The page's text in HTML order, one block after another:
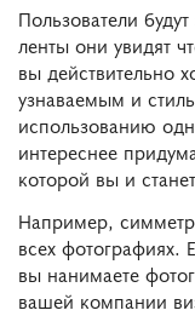
Пользователи
ленты они увидят
вы действительно
узнаваемым и
использованию
интереснее
которой вы и
Например,
всех фотографиях.
вы нанимаете
вашей компании